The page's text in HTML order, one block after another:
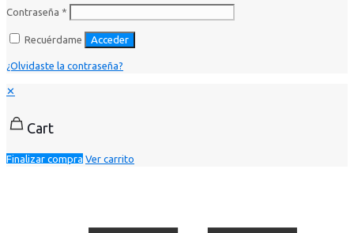
Contraseña *
Recuérdame Acceder
¿Olvidaste la contraseña?
✕
Cart
Finalizar compra Ver carrito